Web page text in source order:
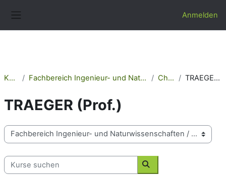
Anmelden
Kurse Fachbereich Ingenieur- und Naturwissenschaften Chemie TRAEGER (Prof.)
TRAEGER (Prof.)
Kursbereiche
Kurse suchen
Kurse suchen